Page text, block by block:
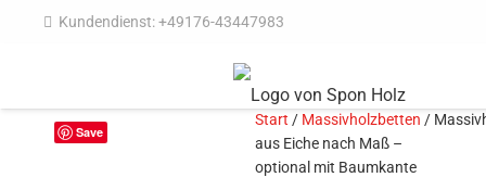
Kundendienst: +49176-43447983
Save
Start / Massivholzbetten /
aus Eiche nach Maß –
optional mit Baumkante